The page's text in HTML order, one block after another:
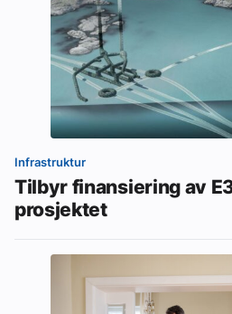
Infrastruktur
Tilbyr finansiering av
prosjektet